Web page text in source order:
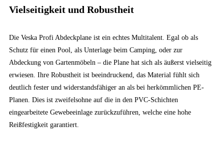
Vielseitigkeit und Robustheit
Die Veska Profi Abdeckplane ist ein echtes Multitalent. Egal ob als
Schutz für einen Pool, als Unterlage beim Camping, oder zur
Abdeckung von Gartenmöbeln – die Plane hat sich als äußerst vielseitig
erwiesen. Ihre Robustheit ist beeindruckend, das Material fühlt sich
deutlich fester und widerstandsfähiger an als bei herkömmlichen PE-
Planen. Dies ist zweifelsohne auf die in den PVC-Schichten
eingearbeitete Gewebeeinlage zurückzuführen, welche eine hohe
Reißfestigkeit garantiert.